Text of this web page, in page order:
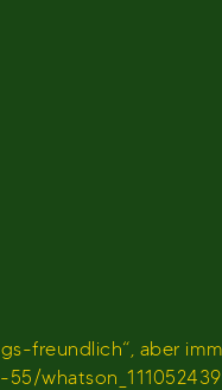
freundlich“, aber